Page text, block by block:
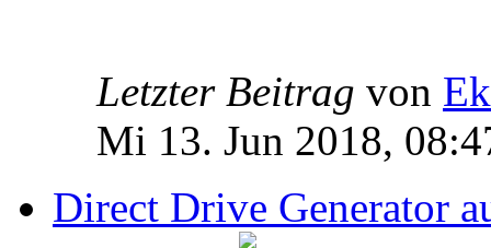
Letzter Beitrag von
Mi 13. Jun 2018,
Direct Drive Generator